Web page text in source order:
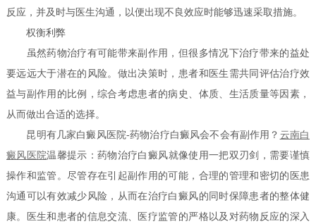
反应，并及时与医生沟通，以便出现不良效应时能够迅速采取措施。
权衡利弊
虽然药物治疗有可能带来副作用，但很多情况下治疗带来的益处
要远远大于潜在的风险。做出决策时，患者和医生需共同评估治疗效
益与副作用的比例，综合考虑患者的病史、体质、生活质量等因素，
从而做出合适的选择。
昆明有几家白癜风医院-药物治疗白癜风会不会有副作用？ 云南白
癜风医院温馨提示：药物治疗白癜风就像使用一把双刃剑，需要谨慎
操作和监管。尽管存在引起副作用的可能，合理的管理和密切的医患
沟通可以有效减少风险，从而在治疗白癜风的同时保障患者的整体健
康。医生和患者的信息交流、医疗监管的严格以及对药物反应的深入